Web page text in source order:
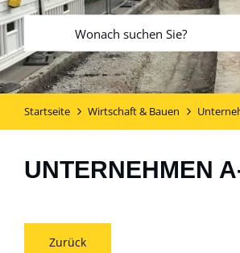
Startseite Wirtschaft & Bauen
UNTERNEHMEN
Zurück